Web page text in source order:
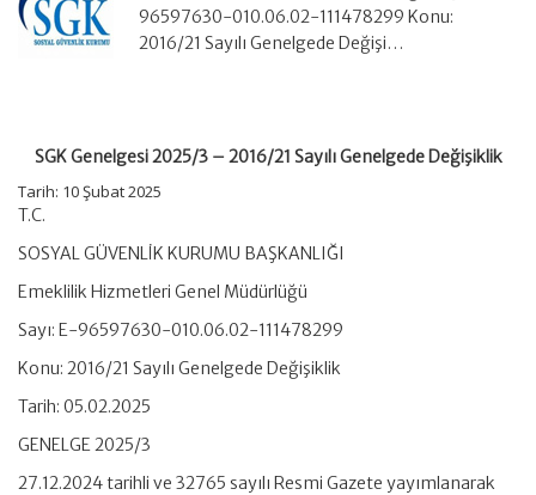
96597630-010.06.02-111478299 Konu:
2016/21 Sayılı Genelgede Değişi…
SGK Genelgesi 2025/3 – 2016/21 Sayılı Genelgede Değişiklik
Tarih: 10 Şubat 2025
T.C.
SOSYAL GÜVENLİK KURUMU BAŞKANLIĞI
Emeklilik Hizmetleri Genel Müdürlüğü
Sayı: E-96597630-010.06.02-111478299
Konu: 2016/21 Sayılı Genelgede Değişiklik
Tarih: 05.02.2025
GENELGE 2025/3
27.12.2024 tarihli ve 32765 sayılı Resmi Gazete yayımlanarak